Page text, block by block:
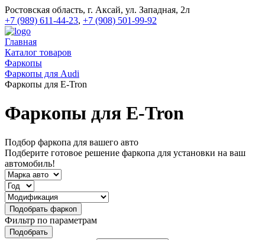
Ростовская область, г. Аксай, ул. Западная, 2л
+7 (989) 611-44-23, +7 (908) 501-99-92
Главная
Каталог товаров
Фаркопы
Фаркопы для Audi
Фаркопы для E-Tron
Фаркопы для E-Tron
Подбор фаркопа для вашего авто
Подберите готовое решение фаркопа для установки на ваш
автомобиль!
Фильтр по параметрам